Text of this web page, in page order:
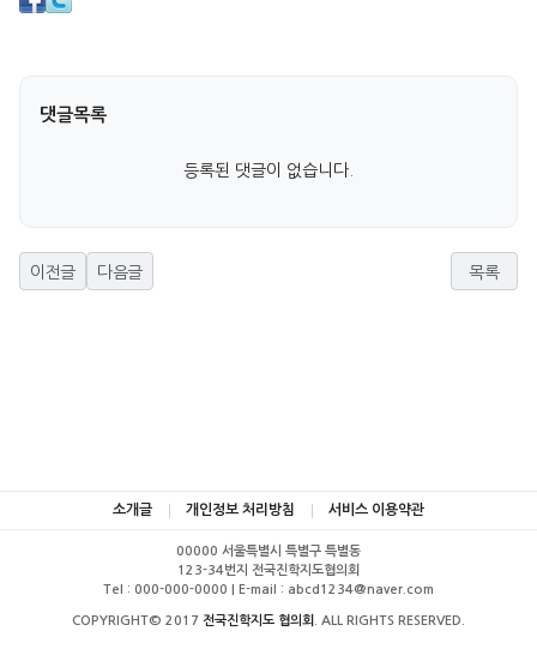
댓글목록
등록된 댓글이 없습니다.
이전글 다음글 목록
소개글 개인정보 처리방침 서비스 이용약관
00000 서울특별시 특별구 특별동
123-34번지 전국진학지도협의회
Tel : 000-000-0000 | E-mail : abcd1234@naver.com
COPYRIGHT© 2017 전국진학지도 협의회 . ALL RIGHTS RESERVED.